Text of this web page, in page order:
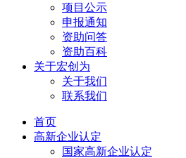
项目公示
申报通知
资助问答
资助百科
关于宏创为
关于我们
联系我们
首页
高新企业认定
国家高新企业认定